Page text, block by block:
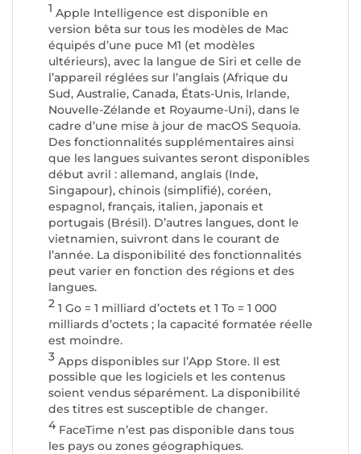
1 Apple Intelligence est disponible en
version bêta sur tous les modèles de Mac
équipés d’une puce M1 (et modèles
ultérieurs), avec la langue de Siri et celle de
l’appareil réglées sur l’anglais (Afrique du
Sud, Australie, Canada, États-Unis, Irlande,
Nouvelle-Zélande et Royaume-Uni), dans le
cadre d’une mise à jour de macOS Sequoia.
Des fonctionnalités supplémentaires ainsi
que les langues suivantes seront disponibles
début avril : allemand, anglais (Inde,
Singapour), chinois (simplifié), coréen,
espagnol, français, italien, japonais et
portugais (Brésil). D’autres langues, dont le
vietnamien, suivront dans le courant de
l’année. La disponibilité des fonctionnalités
peut varier en fonction des régions et des
langues.
2 1 Go = 1 milliard d’octets et 1 To = 1 000
milliards d’octets ; la capacité formatée réelle
est moindre.
3 Apps disponibles sur l’App Store. Il est
possible que les logiciels et les contenus
soient vendus séparément. La disponibilité
des titres est susceptible de changer.
4 FaceTime n’est pas disponible dans tous
les pays ou zones géographiques.